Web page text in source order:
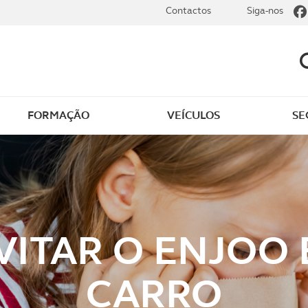
Clássicos
Notícias do clube
Golfe
Revista ACP Edição
impressa
FORMAÇÃO VEÍCULOS
Contactos Siga-nos
O ENJOO
CARRO